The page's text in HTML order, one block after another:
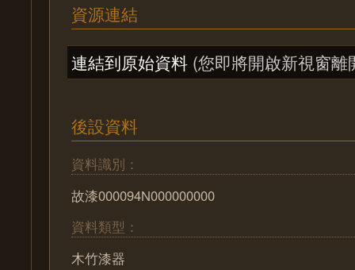
資源連結
連結到原始資料 (您即將開啟新視窗離
後設資料
資料識別：
故漆000094N000000000
資料類型：
木竹漆器